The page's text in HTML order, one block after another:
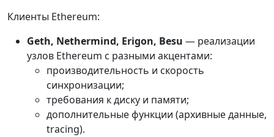
Клиенты Ethereum:
Geth, Nethermind, Erigon, Besu — реализации
узлов Ethereum с разными акцентами:
производительность и скорость
синхронизации;
требования к диску и памяти;
дополнительные функции (архивные данные,
tracing).